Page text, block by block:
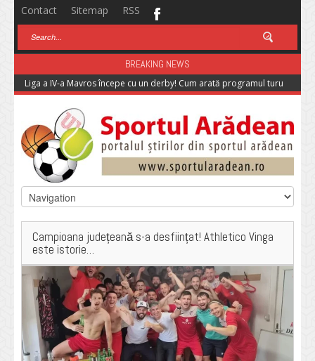
Contact Sitemap RSS
BREAKING NEWS
Liga a IV-a Mavros începe cu un derby! Cum arată programul turului
Campioana județeană s-a desființat! Athletico Vinga
este istorie…